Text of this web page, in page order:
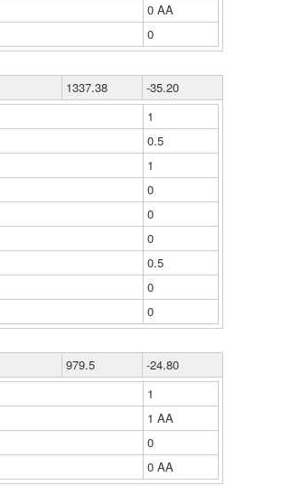
0 ΑΑ
0
1337.38
-35.20
1
0.5
1
0
0
0
0.5
0
0
979.5
-24.80
1
1 ΑΑ
0
0 ΑΑ